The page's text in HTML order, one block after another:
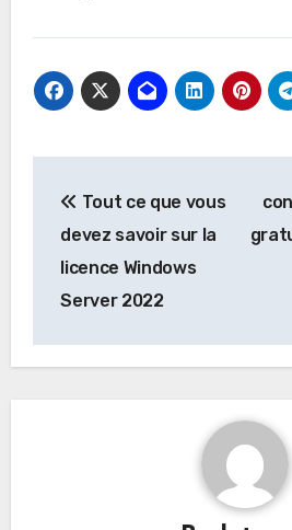
navigation
Tout ce que vous
devez savoir sur la
licence Windows
Server 2022